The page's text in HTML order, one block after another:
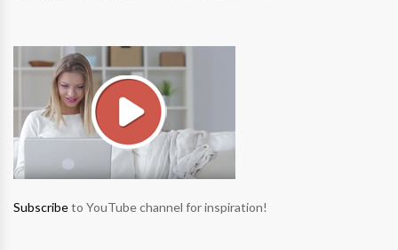
Subscribeto YouTube channel for inspiration!